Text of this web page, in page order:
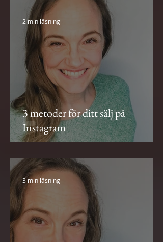
3 metoder för ditt sälj på
Instagram
2 min läsning
3 min läsning